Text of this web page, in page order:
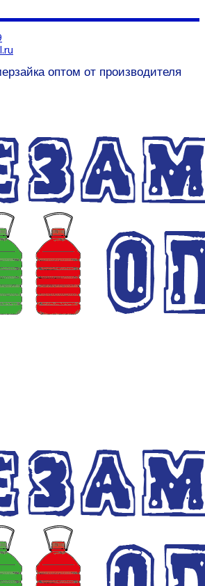
оптом от производителя